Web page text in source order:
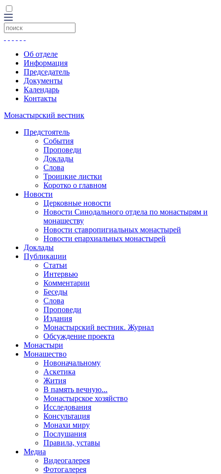
Об отделе
Информация
Председатель
Документы
Календарь
Контакты
Монастырский вестник
Предстоятель
События
Проповеди
Доклады
Слова
Троицкие листки
Коротко о главном
Новости
Церковные новости
Новости Синодального отдела по монастырям и
монашеству
Новости ставропигиальных монастырей
Новости епархиальных монастырей
Доклады
Публикации
Статьи
Интервью
Комментарии
Беседы
Слова
Проповеди
Издания
Монастырский вестник. Журнал
Обсуждение проекта
Монастыри
Монашество
Новоначальному
Аскетика
Жития
В память вечную...
Монастырское хозяйство
Исследования
Консультация
Монахи миру
Послушания
Правила, уставы
Медиа
Видеогалерея
Фотогалерея